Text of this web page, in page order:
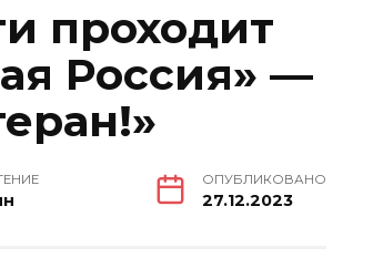
проходит
Россия» —
ОПУБЛИКОВАНО
27.12.2023